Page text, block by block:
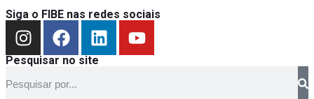
Siga o FIBE nas redes sociais
Pesquisar no site